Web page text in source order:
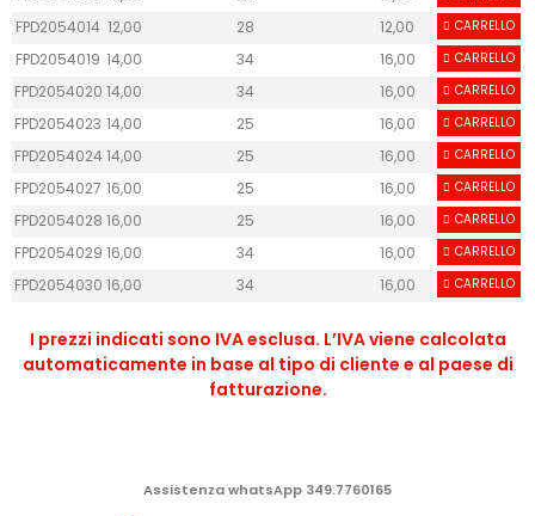
FPD2054014 12,00 28 12,00 40
CARRELLO
FPD2054019 14,00 34 16,00 50
CARRELLO
FPD2054020 14,00 34 16,00 50
CARRELLO
FPD2054023 14,00 25 16,00 50
CARRELLO
FPD2054024 14,00 25 16,00 50
CARRELLO
FPD2054027 16,00 25 16,00 50
CARRELLO
FPD2054028 16,00 25 16,00 50
CARRELLO
FPD2054029 16,00 34 16,00 50
CARRELLO
FPD2054030 16,00 34 16,00 50
CARRELLO
I prezzi indicati sono IVA esclusa. L’IVA viene calcolata
automaticamente in base al tipo di cliente e al paese di
fatturazione.
Assistenza whatsApp 349.7760165